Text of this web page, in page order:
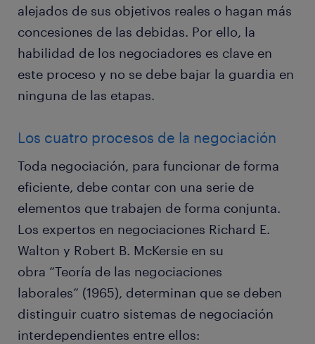
alejados de sus objetivos reales o hagan más
concesiones de las debidas. Por ello, la
habilidad de los negociadores es clave en
este proceso y no se debe bajar la guardia en
ninguna de las etapas.
Los cuatro procesos de la negociación
Toda negociación, para funcionar de forma
eficiente, debe contar con una serie de
elementos que trabajen de forma conjunta.
Los expertos en negociaciones Richard E.
Walton y Robert B. McKersie en su
obra “Teoría de las negociaciones
laborales” (1965), determinan que se deben
distinguir cuatro sistemas de negociación
interdependientes entre ellos: